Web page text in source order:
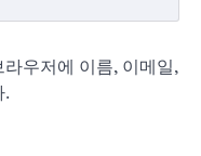
우저에 이름, 이메일,
.